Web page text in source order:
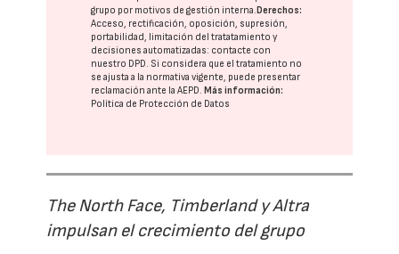
grupo por motivos de gestión interna. Derechos:
Acceso, rectificación, oposición, supresión,
portabilidad, limitación del tratatamiento y
decisiones automatizadas: contacte con
nuestro DPD. Si considera que el tratamiento no
se ajusta a la normativa vigente, puede presentar
reclamación ante laAEPD. Más información:
Política de Protección de Datos
The North Face, Timberland y Altra
impulsan el crecimiento del grupo